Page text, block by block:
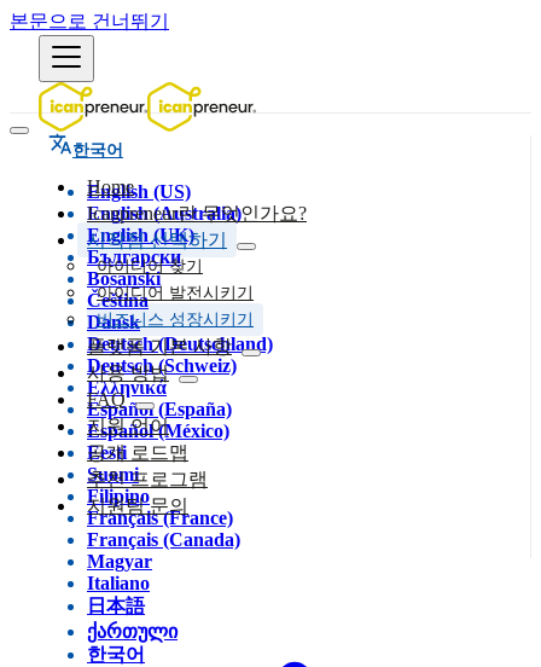
본문으로 건너뛰기
한국어
English (US)
English (Australia)
English (UK)
Български
Bosanski
Čeština
Dansk
Deutsch (Deutschland)
Deutsch (Schweiz)
Ελληνικά
Español (España)
Español (México)
Eesti
Suomi
Filipino
Français (France)
Français (Canada)
Magyar
Italiano
日本語
ქართული
한국어
Home
Icanpreneur란 무엇인가요?
시작점 선택하기
아이디어 찾기
아이디어 발전시키기
비즈니스 성장시키기
플랫폼 기본 사항
사용 방법
FAQ
지원 언어
공개 로드맵
추천 프로그램
지원팀 문의